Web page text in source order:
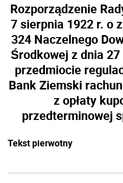
Rozporządzenie
7 sierpnia 1922 r. o
324 Naczelnego
Środkowej z dnia
przedmiocie
Bank Ziemski
z opłaty
przedterminowej
Tekst pierwotny